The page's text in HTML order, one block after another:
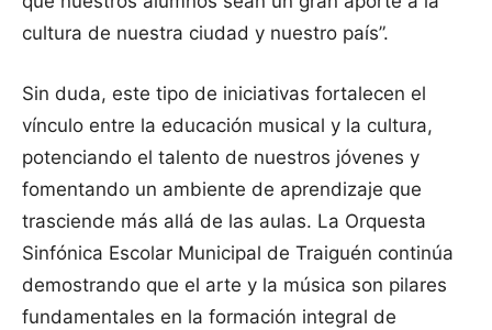
cultura de nuestra ciudad y nuestro país”.
Sin duda, este tipo de iniciativas fortalecen el
vínculo entre la educación musical y la cultura,
potenciando el talento de nuestros jóvenes y
fomentando un ambiente de aprendizaje que
trasciende más allá de las aulas. La Orquesta
Sinfónica Escolar Municipal de Traiguén continúa
demostrando que el arte y la música son pilares
fundamentales en la formación integral de